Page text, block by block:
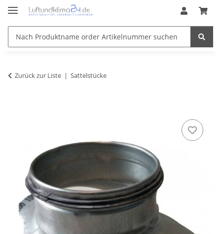
Zurück zur Liste Sattelstücke